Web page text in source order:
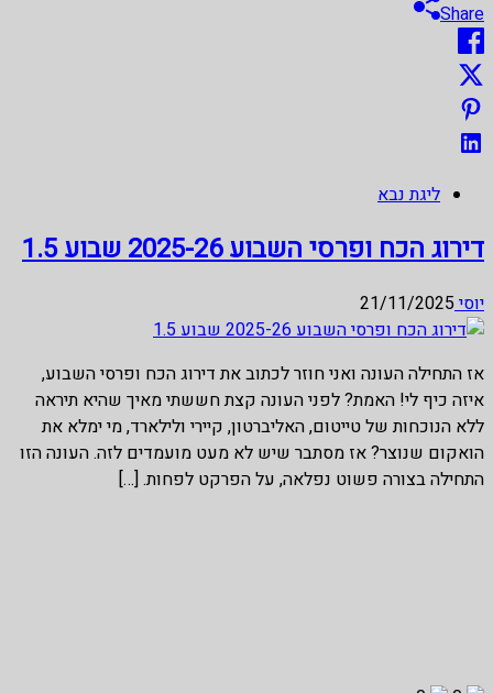
Share
ליגת נבא
דירוג הכח ופרסי השבוע 2025-26 שבוע 1.5
יוסי 21/11/2025
אז התחילה העונה ואני חוזר לכתוב את דירוג הכח ופרסי השבוע,
איזה כיף לי! האמת? לפני העונה קצת חששתי מאיך שהיא תיראה
ללא הנוכחות של טייטום, האליברטון, קיירי ולילארד, מי ימלא את
הואקום שנוצר? אז מסתבר שיש לא מעט מועמדים לזה. העונה הזו
התחילה בצורה פשוט נפלאה, על הפרקט לפחות. […]